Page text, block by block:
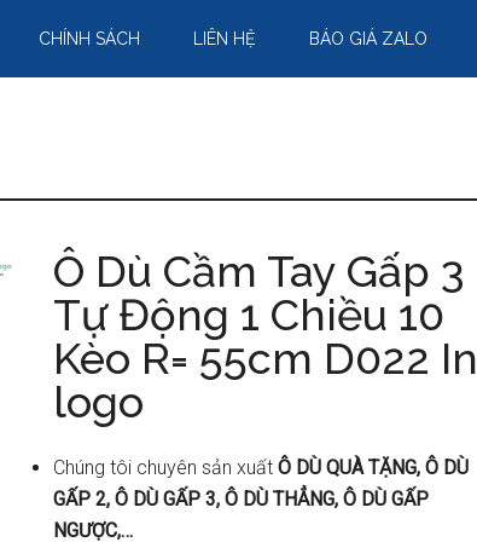
CHÍNH SÁCH LIÊN HỆ BÁO GIÁ ZALO
Ô Dù Cầm Tay Gấp 3
Tự Động 1 Chiều 10
Kèo R= 55cm D022 In
logo
Chúng tôi chuyên sản xuất Ô DÙ QUÀ TẶNG, Ô DÙ
GẤP 2, Ô DÙ GẤP 3, Ô DÙ THẲNG, Ô DÙ GẤP
NGƯỢC,…